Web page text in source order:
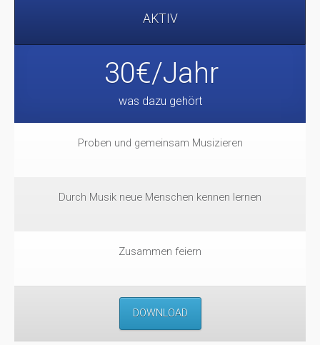
AKTIV
30€/Jahr
was dazu gehört
Proben und gemeinsam Musizieren
Durch Musik neue Menschen kennen lernen
Zusammen feiern
DOWNLOAD